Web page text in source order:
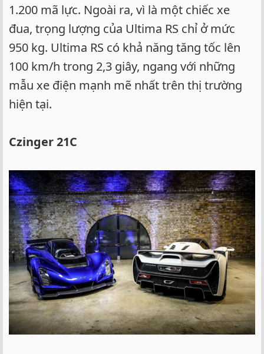
1.200 mã lực. Ngoài ra, vì là một chiếc xe
đua, trọng lượng của Ultima RS chỉ ở mức
950 kg. Ultima RS có khả năng tăng tốc lên
100 km/h trong 2,3 giây, ngang với những
mẫu xe điện mạnh mẽ nhất trên thị trường
hiện tại.
Czinger 21C